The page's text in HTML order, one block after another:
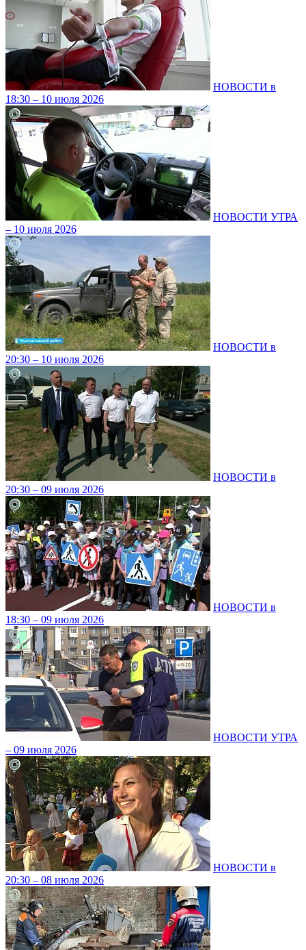
НОВОСТИ в
18:30 – 10 июля 2026
НОВОСТИ УТРА
– 10 июля 2026
НОВОСТИ в
20:30 – 10 июля 2026
НОВОСТИ в
20:30 – 09 июля 2026
НОВОСТИ в
18:30 – 09 июля 2026
НОВОСТИ УТРА
– 09 июля 2026
НОВОСТИ в
20:30 – 08 июля 2026